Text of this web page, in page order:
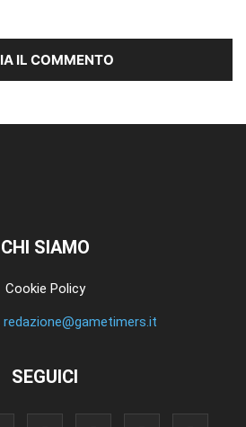
CHI SIAMO
Cookie Policy
redazione@gametimers.it
SEGUICI